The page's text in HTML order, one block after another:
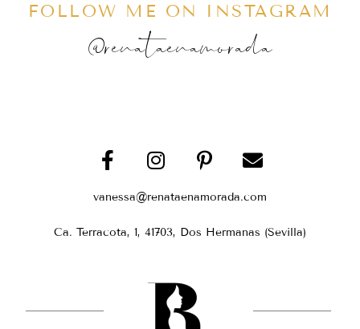
FOLLOW ME ON INSTAGRAM
@renataenamorada
vanessa@renataenamorada.com
Ca. Terracota, 1, 41703, Dos Hermanas (Sevilla)